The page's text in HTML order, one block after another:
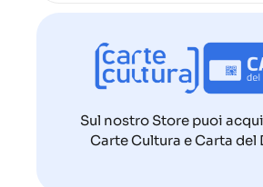
Sul nostro Store puoi
Carte Cultura e Carta del